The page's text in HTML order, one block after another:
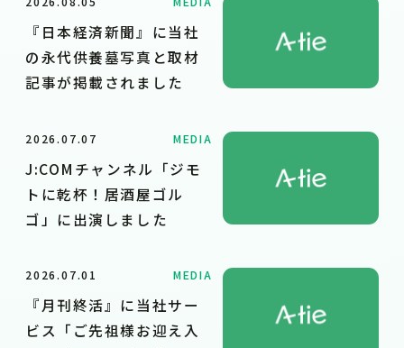
『日本経済新聞』に当社
の永代供養墓写真と取材
記事が掲載されました
2026.07.07 MEDIA
J:COMチャンネル「ジモ
トに乾杯！居酒屋ゴル
ゴ」に出演しました
2026.07.01 MEDIA
『月刊終活』に当社サー
ビス「ご先祖様お迎え入